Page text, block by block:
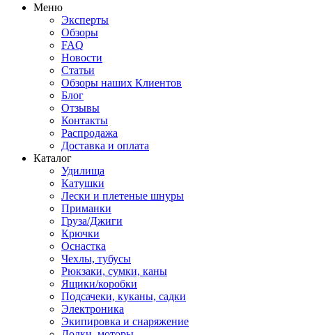
Меню
Эксперты
Обзоры
FAQ
Новости
Статьи
Обзоры наших Клиентов
Блог
Отзывы
Контакты
Распродажа
Доставка и оплата
Каталог
Удилища
Катушки
Лески и плетеные шнуры
Приманки
Груза/Джиги
Крючки
Оснастка
Чехлы, тубусы
Рюкзаки, сумки, каны
Ящики/коробки
Подсачеки, куканы, садки
Электроника
Экипировка и снаряжение